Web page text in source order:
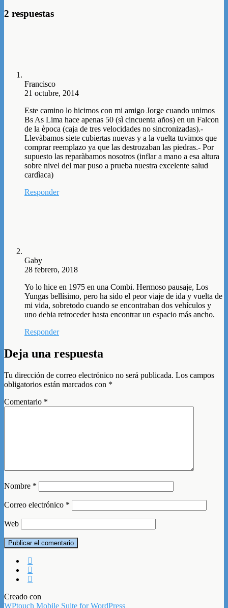
2 respuestas
Francisco
21 octubre, 2014
Este camino lo hicimos con mi amigo Jorge cuando unimos
Bs As Lima hace apenas 50 (sì cincuenta años) en un Falcon
de la època (caja de tres velocidades no sincronizadas).-
Llevàbamos siete cubiertas nuevas y a la vuelta tuvimos que
comprar reemplazo ya que las destrozaban las piedras.- Por
supuesto las reparàbamos nosotros (inflar a mano a esa altura
sobre nivel del mar puso a prueba nuestra excelente salud
cardìaca)
Responder
Gaby
28 febrero, 2018
Yo lo hice en 1975 en una Combi. Hermoso pausaje, Los
Yungas bellísimo, pero ha sido el peor viaje de ida y vuelta de
mi vida, sobretodo cuando se encontraban dos vehículos y
uno debia retroceder hasta encontrar un espacio más ancho.
Responder
Deja una respuesta
Tu dirección de correo electrónico no será publicada. Los campos
obligatorios están marcados con *
Comentario *
Nombre *
Correo electrónico *
Web
Creado con
WPtouch Mobile Suite for WordPress